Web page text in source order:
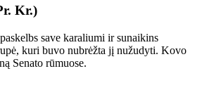
Kr.)
save karaliumi ir sunaikins
kuri buvo nubrėžta jį nužudyti. Kovo
Senato rūmuose.